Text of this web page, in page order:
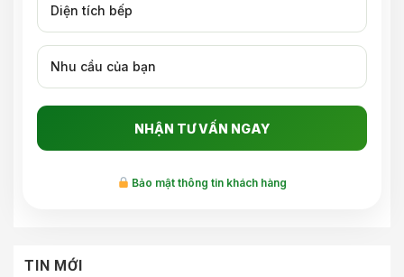
Bảo mật thông tin khách hàng
TIN MỚI